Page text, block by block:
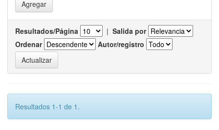
Resultados/Página | Salida por
Ordenar
Autor/registro
Resultados 1-1 de 1.